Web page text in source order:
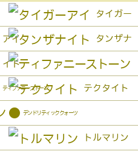
タイガー
アイ タンザナ
イト
ティファニーストーン テクタイト
● デンドリティッククォーツ
トルマリン